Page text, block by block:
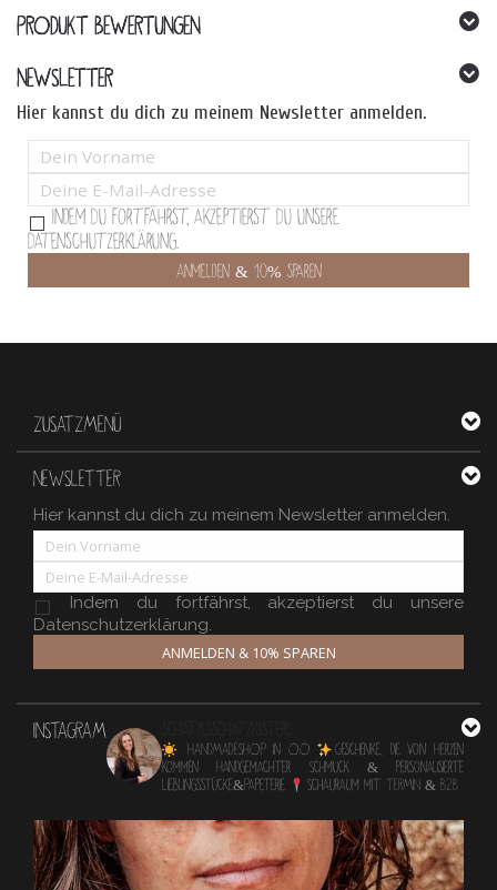
werden
PRODUKT BEWERTUNGEN
NEWSLETTER
Hier kannst du dich zu meinem Newsletter anmelden.
Indem Du fortfährst, akzeptierst Du unsere
Datenschutzerklärung.
ZUSATZMENÜ
NEWSLETTER
Hier kannst du dich zu meinem Newsletter anmelden.
Indem du fortfährst, akzeptierst du unsere
Datenschutzerklärung.
ANMELDEN & 10% SPAREN
INSTAGRAM
HANDMADESHOP in OÖ
Geschenke, die von Herzen
kommen Handgemachter Schmuck & personalisierte
Lieblingsstücke&Papeterie
Schauraum mit TERMIN & B2B